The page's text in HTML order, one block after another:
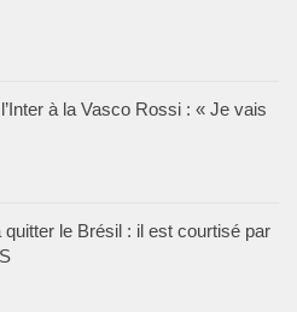
à la Vasco Rossi : « Je vais
le Brésil : il est courtisé par